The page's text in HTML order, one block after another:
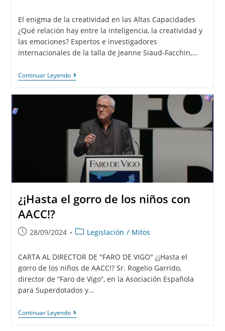
El enigma de la creatividad en las Altas Capacidades
¿Qué relación hay entre la inteligencia, la creatividad y
las emociones? Expertos e investigadores
internacionales de la talla de Jeanne Siaud-Facchin,…
Continuar Leyendo
¿¡Hasta el gorro de los niños con
AACC!?
28/09/2024 Legislación / Mitos
CARTA AL DIRECTOR DE "FARO DE VIGO" ¿¡Hasta el
gorro de los niños de AACC!? Sr. Rogelio Garrido,
director de “Faro de Vigo”, en la Asociación Española
para Superdotados y…
Continuar Leyendo